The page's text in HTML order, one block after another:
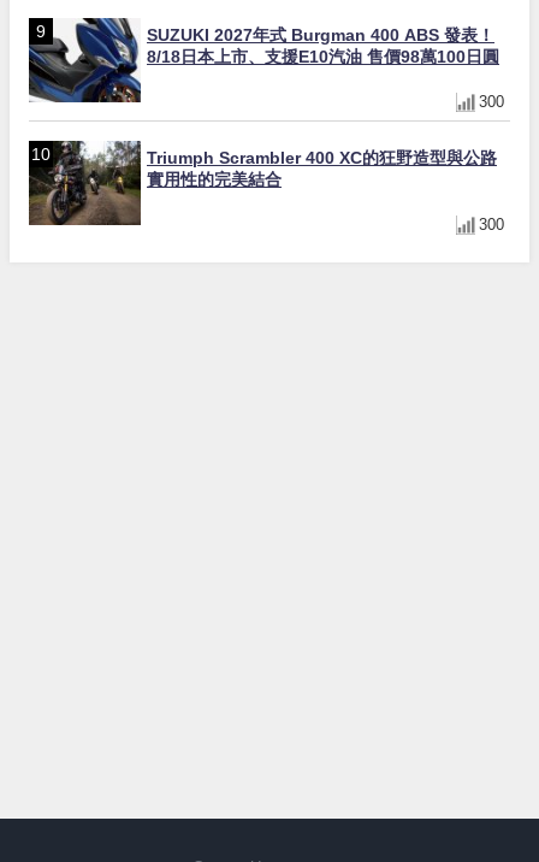
SUZUKI 2027年式 Burgman 400 ABS 發表！
8/18日本上市、支援E10汽油 售價98萬100日圓
300
Triumph Scrambler 400 XC的狂野造型與公路
實用性的完美結合
300